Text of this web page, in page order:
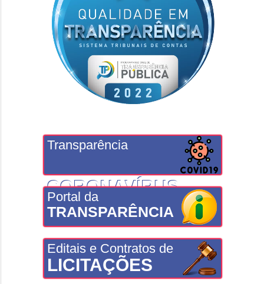
Transparência
CORONAVÍRUS
Portal da
TRANSPARÊNCIA
Editais e Contratos de
LICITAÇÕES